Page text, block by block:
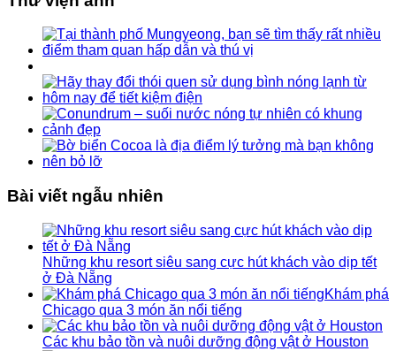
Bài viết ngẫu nhiên
Những khu resort siêu sang cực hút khách vào dịp tết
ở Đà Nẵng
Khám phá
Chicago qua 3 món ăn nổi tiếng
Các khu bảo tồn và nuôi dưỡng động vật ở Houston